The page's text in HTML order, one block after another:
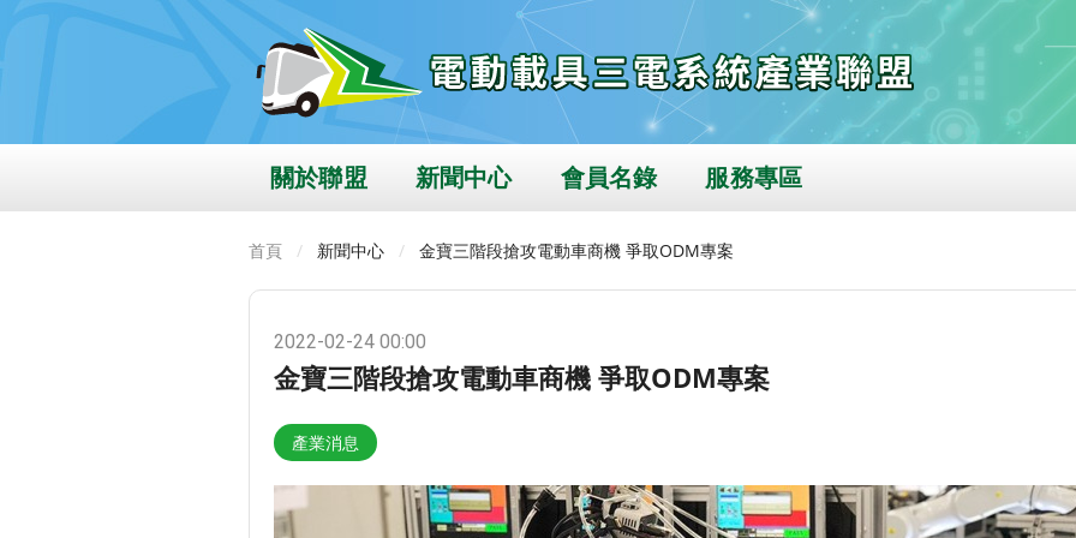
關於聯盟 新聞中心 會員名錄 服務專區
首頁 新聞中心 金寶三階段搶攻電動車商機 爭取ODM專案
2022-02-24 00:00
金寶三階段搶攻電動車商機 爭取ODM專案
產業消息